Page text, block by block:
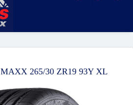
265/30 ZR19 93Y XL